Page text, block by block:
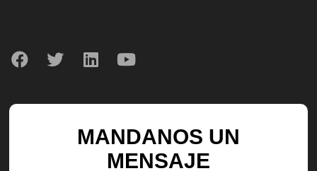
MANDANOS UN
MENSAJE